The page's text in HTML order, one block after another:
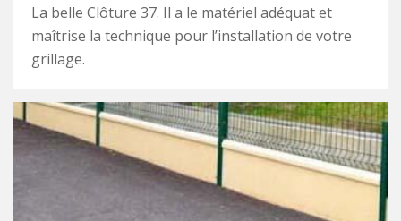
La belle Clôture 37. Il a le matériel adéquat et
maîtrise la technique pour l’installation de votre
grillage.